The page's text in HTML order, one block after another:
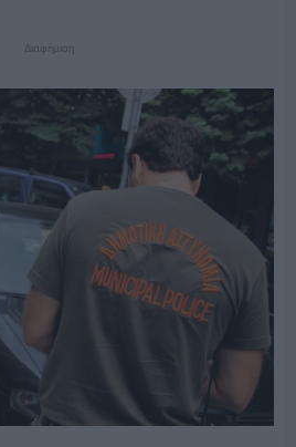
Διαφήμιση